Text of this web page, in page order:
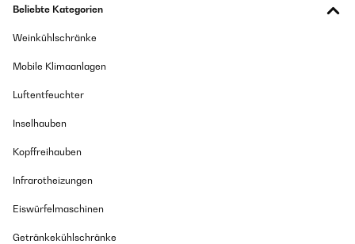
Beliebte Kategorien
Weinkühlschränke
Mobile Klimaanlagen
Luftentfeuchter
Inselhauben
Kopffreihauben
Infrarotheizungen
Eiswürfelmaschinen
Getränkekühlschränke